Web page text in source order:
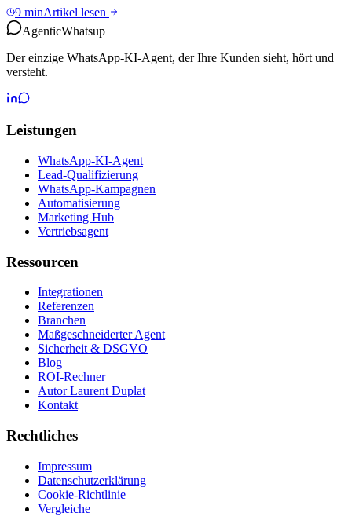
9 minArtikel lesen
AgenticWhatsup
Der einzige WhatsApp-KI-Agent, der Ihre Kunden sieht, hört und
versteht.
Leistungen
WhatsApp-KI-Agent
Lead-Qualifizierung
WhatsApp-Kampagnen
Automatisierung
Marketing Hub
Vertriebsagent
Ressourcen
Integrationen
Referenzen
Branchen
Maßgeschneiderter Agent
Sicherheit & DSGVO
Blog
ROI-Rechner
Autor Laurent Duplat
Kontakt
Rechtliches
Impressum
Datenschutzerklärung
Cookie-Richtlinie
Vergleiche